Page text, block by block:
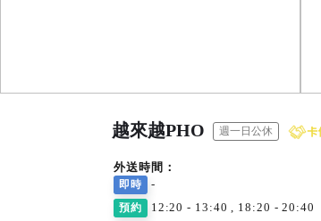
越來越PHO 週一日公休
外送時間：
即時 -
預約
12:20 - 13:40 , 18:20 - 20:40